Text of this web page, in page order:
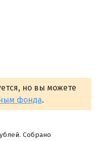
но вы можете
фонда.
Собрано